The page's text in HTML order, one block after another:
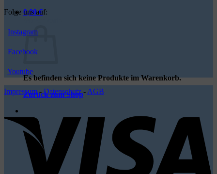
0,00€
Es befinden sich keine Produkte im Warenkorb.
Zurück zum Shop
Folge uns auf:
Instagram
Facebook
Youtube
Impressum-Datenschutz- AGB